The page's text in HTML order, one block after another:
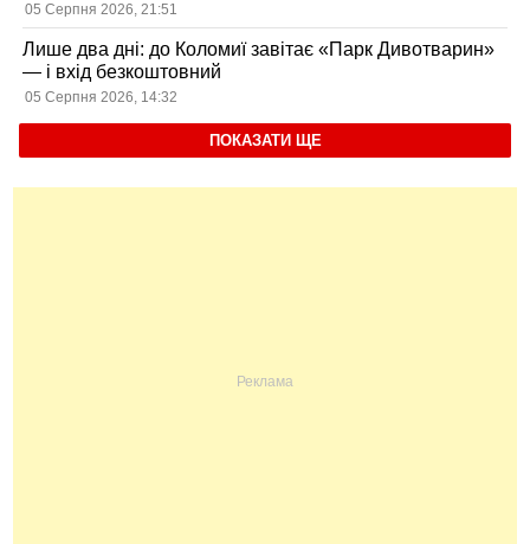
05 Серпня 2026, 21:51
Лише два дні: до Коломиї завітає «Парк Дивотварин»
— і вхід безкоштовний
05 Серпня 2026, 14:32
ПОКАЗАТИ ЩЕ